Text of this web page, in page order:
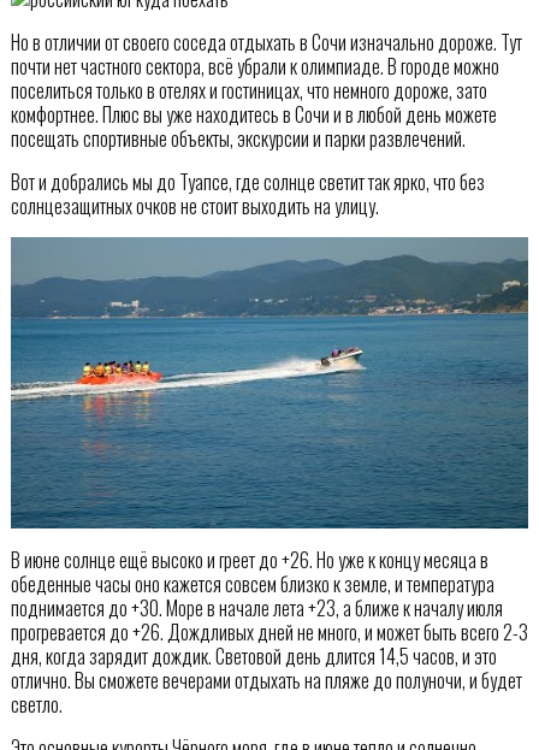
Но в отличии от своего соседа отдыхать в Сочи изначально дороже. Тут
почти нет частного сектора, всё убрали к олимпиаде. В городе можно
поселиться только в отелях и гостиницах, что немного дороже, зато
комфортнее. Плюс вы уже находитесь в Сочи и в любой день можете
посещать спортивные объекты, экскурсии и парки развлечений.
Вот и добрались мы до Туапсе, где солнце светит так ярко, что без
солнцезащитных очков не стоит выходить на улицу.
В июне солнце ещё высоко и греет до +26. Но уже к концу месяца в
обеденные часы оно кажется совсем близко к земле, и температура
поднимается до +30. Море в начале лета +23, а ближе к началу июля
прогревается до +26. Дождливых дней не много, и может быть всего 2-3
дня, когда зарядит дождик. Световой день длится 14,5 часов, и это
отлично. Вы сможете вечерами отдыхать на пляже до полуночи, и будет
светло.